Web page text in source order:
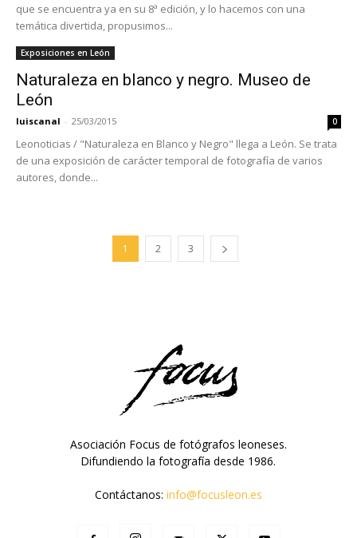
que se encuentra ya en su 8ª edición, y lo hacemos con una
temática divertida, propusimos...
Exposiciones en León
Naturaleza en blanco y negro. Museo de
León
luiscanal - 25/03/2015 0
Leonoticias / "Naturaleza en Blanco y Negro" llega a León. Se trata
de una exposición de carácter temporal de fotografía de varios
autores, donde...
1 2 3
Asociación Focus de fotógrafos leoneses.
Difundiendo la fotografía desde 1986.
Contáctanos: info@focusleon.es